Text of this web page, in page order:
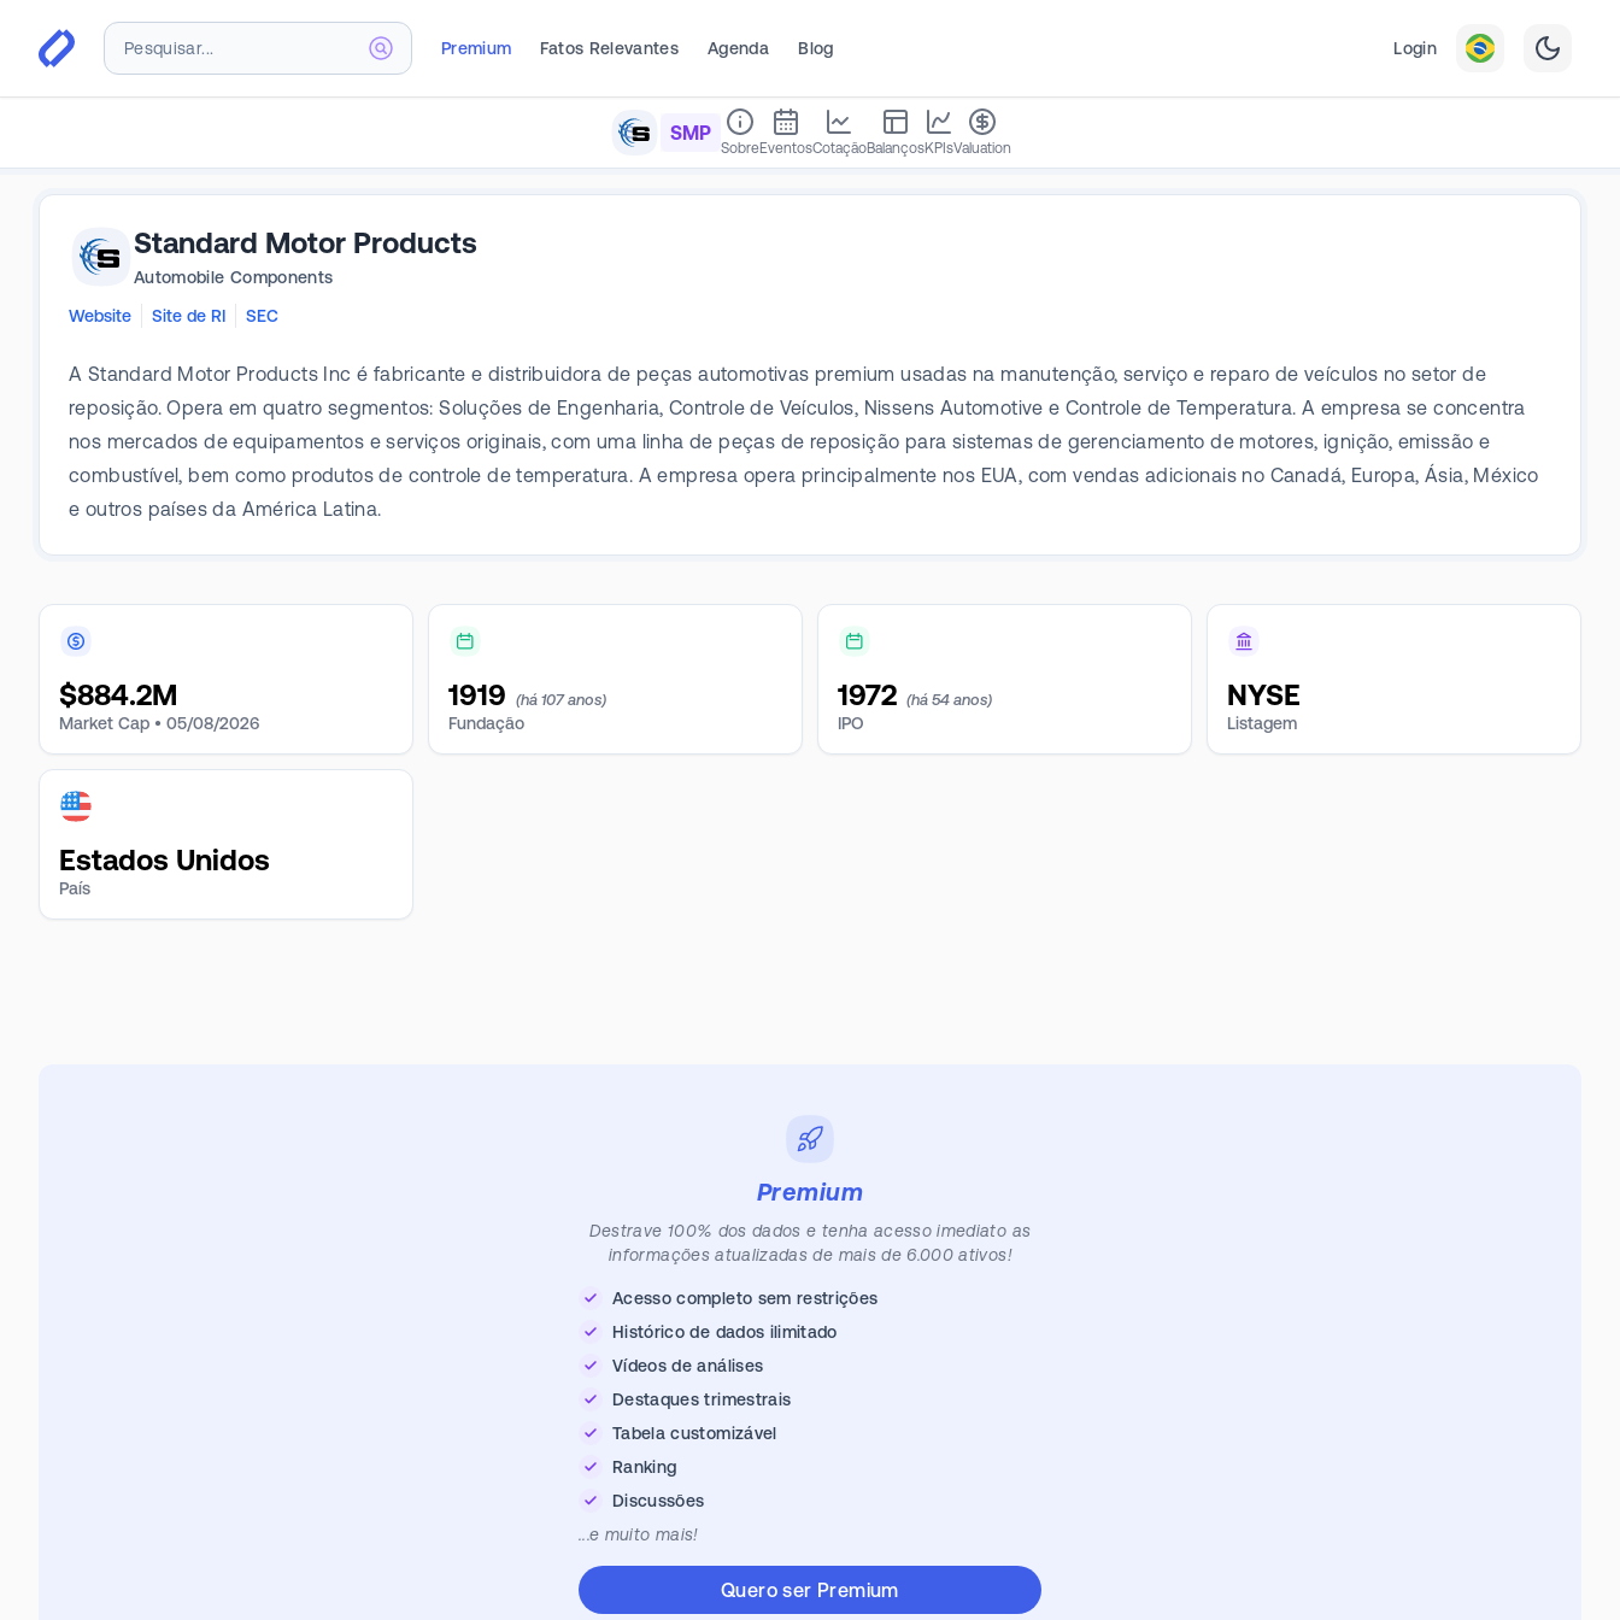
Premium Fatos Relevantes Agenda Blog Login
SMP
SobreEventosCotaçãoBalançosKPIsValuation
Standard Motor Products
Automobile Components
Website
Site de RI SEC
A Standard Motor Products Inc é fabricante e distribuidora de peças automotivas premium usadas na manutenção, serviço e reparo de veículos no setor de
reposição. Opera em quatro segmentos: Soluções de Engenharia, Controle de Veículos, Nissens Automotive e Controle de Temperatura. A empresa se concentra
nos mercados de equipamentos e serviços originais, com uma linha de peças de reposição para sistemas de gerenciamento de motores, ignição, emissão e
combustível, bem como produtos de controle de temperatura. A empresa opera principalmente nos EUA, com vendas adicionais no Canadá, Europa, Ásia, México
e outros países da América Latina.
$884.2M
Market Cap • 05/08/2026
1919 (há 107 anos)
Fundação
1972 (há 54 anos)
IPO
NYSE
Listagem
Estados Unidos
País
Premium
Destrave 100% dos dados e tenha acesso imediato as
informações atualizadas de mais de 6.000 ativos!
Acesso completo sem restrições
Histórico de dados ilimitado
Vídeos de análises
Destaques trimestrais
Tabela customizável
Ranking
Discussões
...e muito mais!
Quero ser Premium